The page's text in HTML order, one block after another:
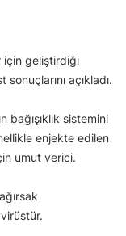
için geliştirdiği
sonuçlarını açıkladı.
bağışıklık sistemini
enjekte edilen
umut verici.
virüstür.